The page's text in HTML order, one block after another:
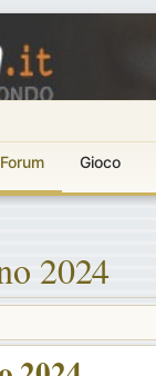
Forum Gioco
2024